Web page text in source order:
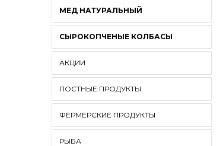
МЕД НАТУРАЛЬНЫЙ
СЫРОКОПЧЕНЫЕ КОЛБАСЫ
АКЦИИ
ПОСТНЫЕ ПРОДУКТЫ
ФЕРМЕРСКИЕ ПРОДУКТЫ
РЫБА